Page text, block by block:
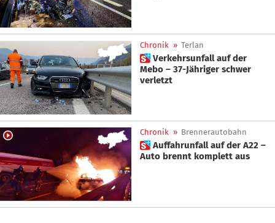
Chronik » Terlan
 Verkehrsunfall auf der
Mebo – 37-Jähriger schwer
verletzt
Chronik » Brennerautobahn
 Auffahrunfall auf der A22 –
Auto brennt komplett aus